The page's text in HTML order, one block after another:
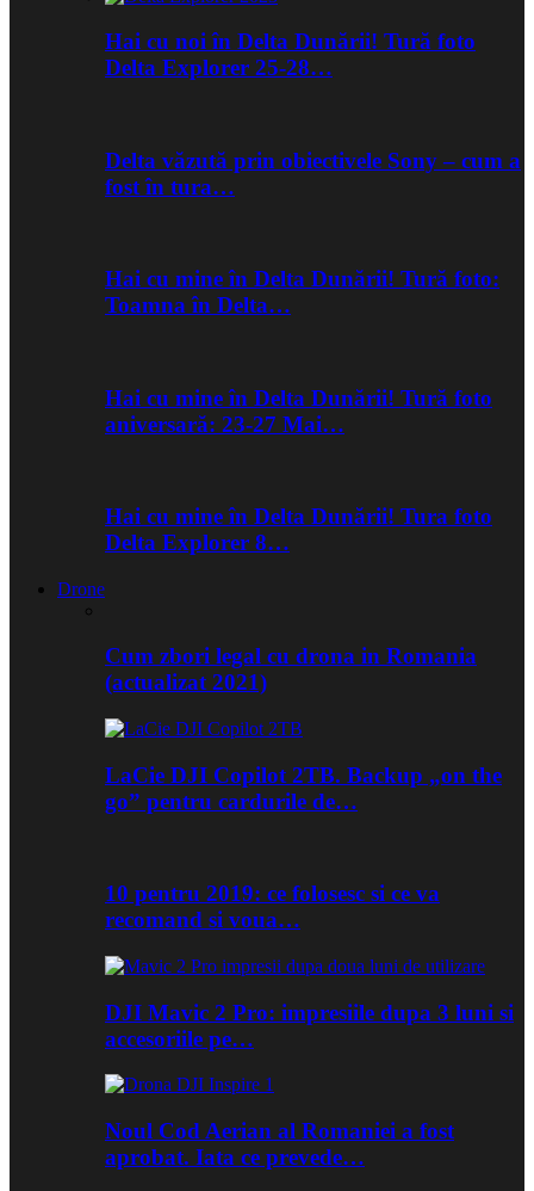
Hai cu noi în Delta Dunării! Tură foto
Delta Explorer 25-28…
Delta văzută prin obiectivele Sony – cum a
fost în tura…
Hai cu mine în Delta Dunării! Tură foto:
Toamna în Delta…
Hai cu mine în Delta Dunării! Tură foto
aniversară: 23-27 Mai…
Hai cu mine în Delta Dunării! Tura foto
Delta Explorer 8…
Drone
Cum zbori legal cu drona in Romania
(actualizat 2021)
LaCie DJI Copilot 2TB. Backup „on the
go” pentru cardurile de…
10 pentru 2019: ce folosesc si ce va
recomand si voua…
DJI Mavic 2 Pro: impresiile dupa 3 luni si
accesoriile pe…
Noul Cod Aerian al Romaniei a fost
aprobat. Iata ce prevede…